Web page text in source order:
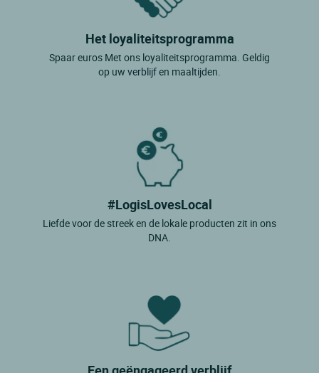
Het loyaliteitsprogramma
Spaar euros Met ons loyaliteitsprogramma. Geldig
op uw verblijf en maaltijden.
#LogisLovesLocal
Liefde voor de streek en de lokale producten zit in ons
DNA.